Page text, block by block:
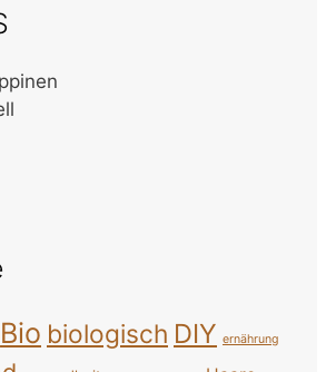
Bio biologisch DIY ernährung